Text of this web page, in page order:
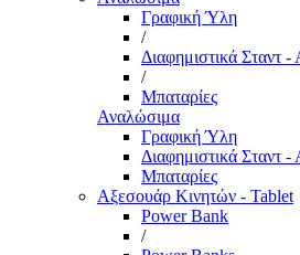
Γραφική Ύλη
/
Διαφημιστικά Σταντ
/
Μπαταρίες
Αναλώσιμα
Γραφική Ύλη
Διαφημιστικά Σταντ
Μπαταρίες
Αξεσουάρ Κινητών - Tablet
Power Bank
/